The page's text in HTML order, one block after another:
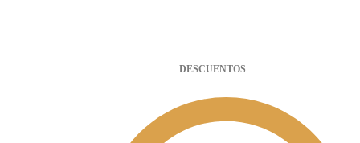
DESCUENTOS